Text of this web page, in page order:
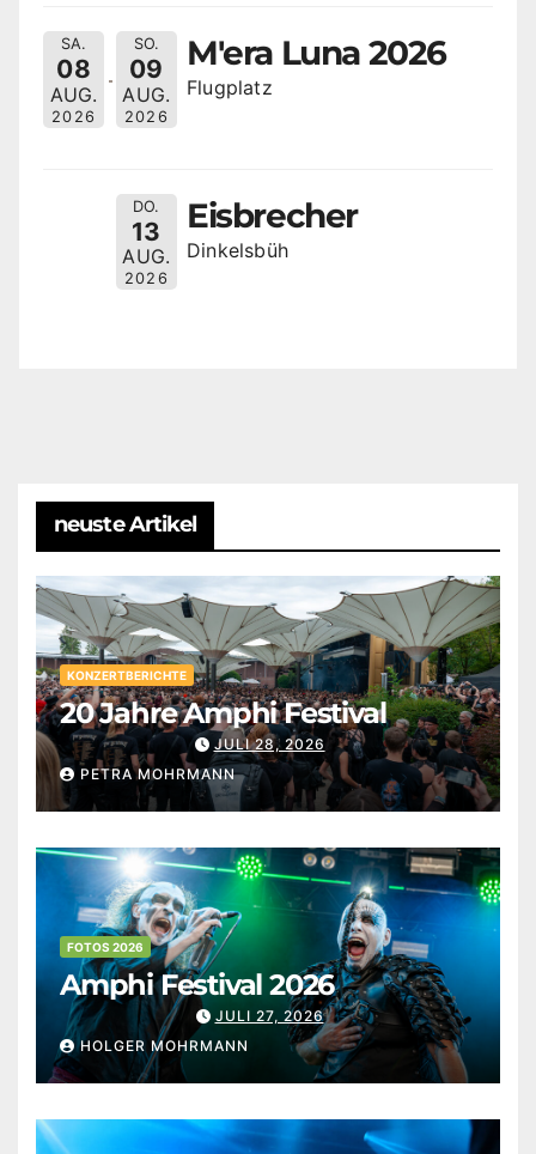
SA.
08
AUG.
2026
SO.
09
AUG.
2026
M'era Luna 2026
Flugplatz
DO.
13
AUG.
2026
Eisbrecher
Dinkelsbüh
neuste Artikel
KONZERTBERICHTE
20 Jahre Amphi Festival
JULI 28, 2026
PETRA MOHRMANN
FOTOS 2026
Amphi Festival 2026
JULI 27, 2026
HOLGER MOHRMANN